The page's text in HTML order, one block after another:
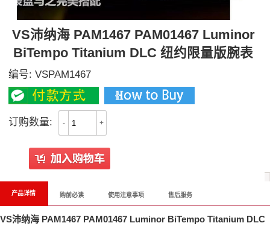
VS沛纳海 PAM1467 PAM01467 Luminor
BiTempo Titanium DLC 纽约限量版腕表
编号:VSPAM1467
订购数量: - +
产品详情 购前必读 使用注意事项 售后服务
VS沛纳海 PAM1467 PAM01467 Luminor BiTempo Titanium DLC